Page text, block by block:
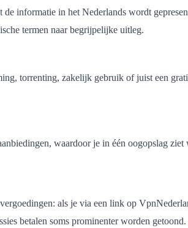
informatie in het Nederlands wordt
termen naar begrijpelijke uitleg.
torrenting, zakelijk gebruik of juist een
waardoor je in één oogopslag
als je via een link op
betalen soms prominenter worden